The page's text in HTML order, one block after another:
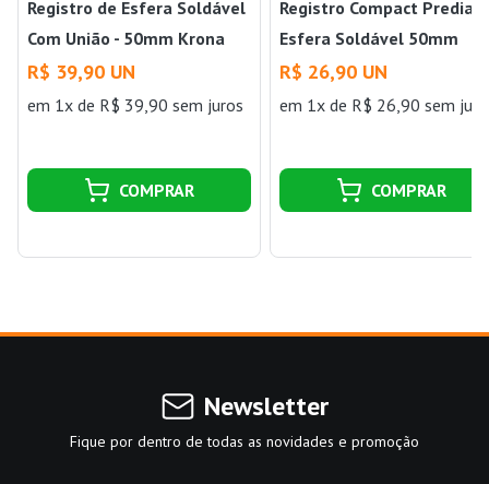
Registro de Esfera Soldável
Com União - 50mm Krona
R$ 39,90 UN
em 1x de R$ 39,90 sem juros
COMPRAR
Registro Compact Predial
Esfera Soldável 50mm
Viqua
R$ 26,90 UN
em 1x de R$ 26,90 sem
COMPRAR
Newsletter
Fique por dentro de todas as novidades e promoção